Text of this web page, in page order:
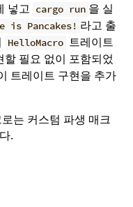
넣고 cargo run 을 실
is Pancakes! 라고 출
HelloMacro 트레이트
할 필요 없이 포함되었
트레이트 구현을 추가
는 커스텀 파생 매크
.